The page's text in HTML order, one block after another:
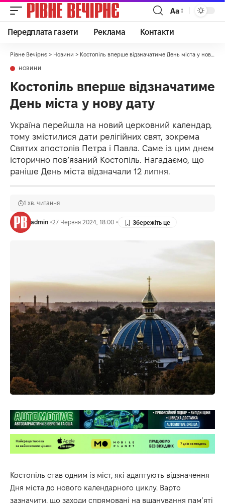
Аа
Передплата газети Реклама Контакти
Рівне Вечірнє > Новини > Костопіль вперше відзначатиме День міста у нову дату
НОВИНИ
Костопіль вперше відзначатиме
День міста у нову дату
Україна перейшла на новий церковний календар,
тому змістилися дати релігійних свят, зокрема
Святих апостолів Петра і Павла. Саме із цим днем
історично пов’язаний Костопіль. Нагадаємо, що
раніше День міста відзначали 12 липня.
admin 27 Червня 2024, 18:00
1 хв. читання
Костопіль став одним із міст, які адаптують відзначення
Дня міста до нового календарного циклу. Варто
зазначити, що заходи спрямовані на вшанування пам’яті